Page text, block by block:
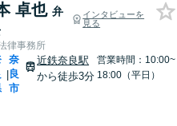
卓也 弁
インタビューを
見る
律事務所
|
奈
良
市
近鉄奈良駅
から徒歩3分
営業時間：10:00~
18:00（平日）